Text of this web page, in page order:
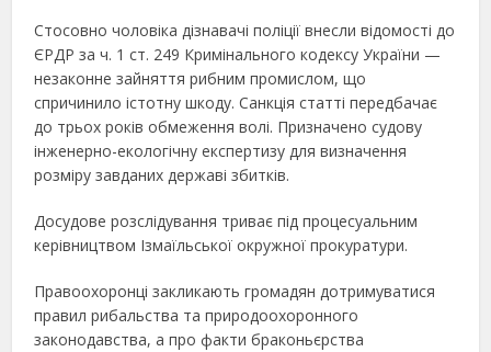
Стосовно чоловіка дізнавачі поліції внесли відомості до
ЄРДР за ч. 1 ст. 249 Кримінального кодексу України —
незаконне зайняття рибним промислом, що
спричинило істотну шкоду. Санкція статті передбачає
до трьох років обмеження волі. Призначено судову
інженерно-екологічну експертизу для визначення
розміру завданих державі збитків.
Досудове розслідування триває під процесуальним
керівництвом Ізмаїльської окружної прокуратури.
Правоохоронці закликають громадян дотримуватися
правил рибальства та природоохоронного
законодавства, а про факти браконьєрства